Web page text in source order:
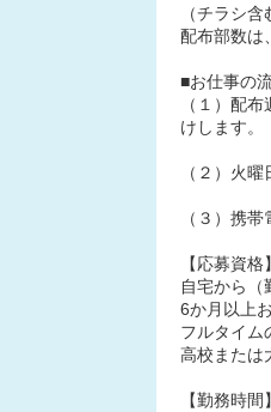
（チラシ含
配布部数は
■お仕事の
（１）配
けします。
（２）火
（３）携
【応募資格】
自宅から（
6か月以上
フルタイム
高校または
【勤務時間】